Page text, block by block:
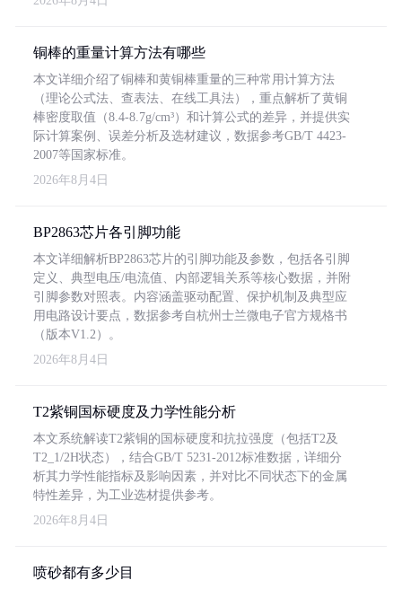
铜棒的重量计算方法有哪些
本文详细介绍了铜棒和黄铜棒重量的三种常用计算方法
（理论公式法、查表法、在线工具法），重点解析了黄铜
棒密度取值（8.4-8.7g/cm³）和计算公式的差异，并提供实
际计算案例、误差分析及选材建议，数据参考GB/T 4423-
2007等国家标准。
2026年8月4日
BP2863芯片各引脚功能
本文详细解析BP2863芯片的引脚功能及参数，包括各引脚
定义、典型电压/电流值、内部逻辑关系等核心数据，并附
引脚参数对照表。内容涵盖驱动配置、保护机制及典型应
用电路设计要点，数据参考自杭州士兰微电子官方规格书
（版本V1.2）。
2026年8月4日
T2紫铜国标硬度及力学性能分析
本文系统解读T2紫铜的国标硬度和抗拉强度（包括T2及
T2_1/2H状态），结合GB/T 5231-2012标准数据，详细分
析其力学性能指标及影响因素，并对比不同状态下的金属
特性差异，为工业选材提供参考。
2026年8月4日
喷砂都有多少目